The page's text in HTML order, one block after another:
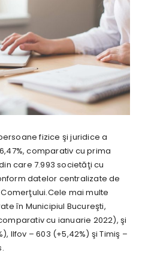
fizice şi juridice a
comparativ cu prima
care 7.993 societăţi cu
datelor centralizate de
mai multe
în Municipiul Bucureşti,
cu ianuarie 2022), şi
Ilfov – 603 (+5,42%) şi Timiş –